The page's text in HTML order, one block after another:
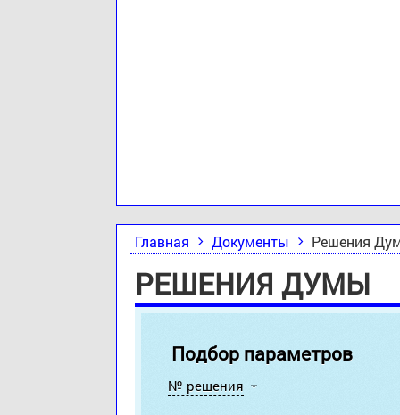
Главная Документы Решения
РЕШЕНИЯ ДУМЫ
Подбор параметров
№ решения